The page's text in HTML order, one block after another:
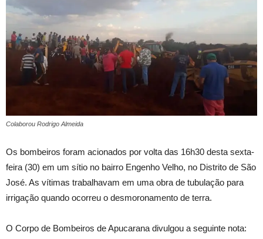
Colaborou Rodrigo Almeida
Os bombeiros foram acionados por volta das 16h30 desta sexta-
feira (30) em um sítio no bairro Engenho Velho, no Distrito de São
José. As vítimas trabalhavam em uma obra de tubulação para
irrigação quando ocorreu o desmoronamento de terra.
O Corpo de Bombeiros de Apucarana divulgou a seguinte nota: